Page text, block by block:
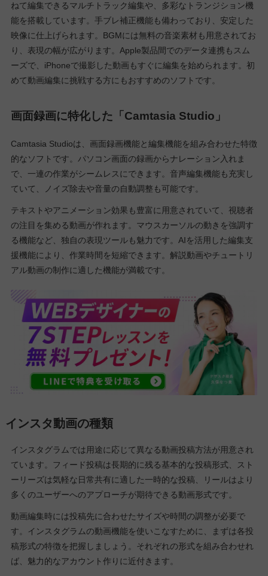
ねて編集できるマルチトラック編集や、多彩なトランジション機
能を搭載しています。手ブレ補正機能も備わっており、安定した
映像に仕上げられます。BGMには無料の音楽素材も用意されてお
り、表現の幅が広がります。Apple製品間でのデータ連携もスム
ーズで、iPhoneで撮影した動画もすぐに編集を始められます。初
めて動画編集に挑戦する方にもおすすめのソフトです。
画面録画に特化した「Camtasia Studio」
Camtasia Studioは、画面録画機能と編集機能を組み合わせた特徴
的なソフトです。パソコン画面の録画からナレーション入れま
で、一連の作業がシームレスにできます。音声編集機能も充実し
ていて、ノイズ除去や音量の自動調整も可能です。
テキストやアニメーション効果も豊富に用意されていて、視聴者
の注目を集める動画が作れます。マウスカーソルの動きを強調す
る機能など、独自の表現ツールも魅力です。AIを活用した編集支
援機能により、作業時間を短縮できます。解説動画やチュートリ
アル動画の制作に適した機能が満載です。
インスタ動画の種類
インスタグラムでは用途に応じて異なる動画投稿方法が用意され
ています。フィード投稿は長期的に残る基本的な投稿形式、スト
ーリーズは気軽な日常共有に適した一時的な投稿、リールはより
多くのユーザーへのアプローチが期待できる動画形式です。
動画編集時には投稿先に合わせたサイズや時間の調整が必要で
す。インスタグラムの動画機能を使いこなすために、まずは各投
稿形式の特徴を把握しましょう。それぞれの形式を組み合わせれ
ば、魅力的なアカウント作りに近付きます。